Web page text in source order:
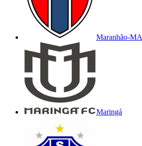
Maranhão-MA
Maringá